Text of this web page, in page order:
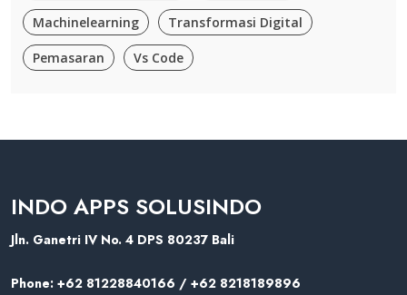
Machinelearning Transformasi Digital
Pemasaran Vs Code
INDO APPS SOLUSINDO
Jln. Ganetri IV No. 4 DPS 80237 Bali
Phone: +62 81228840166 / +62 8218189896